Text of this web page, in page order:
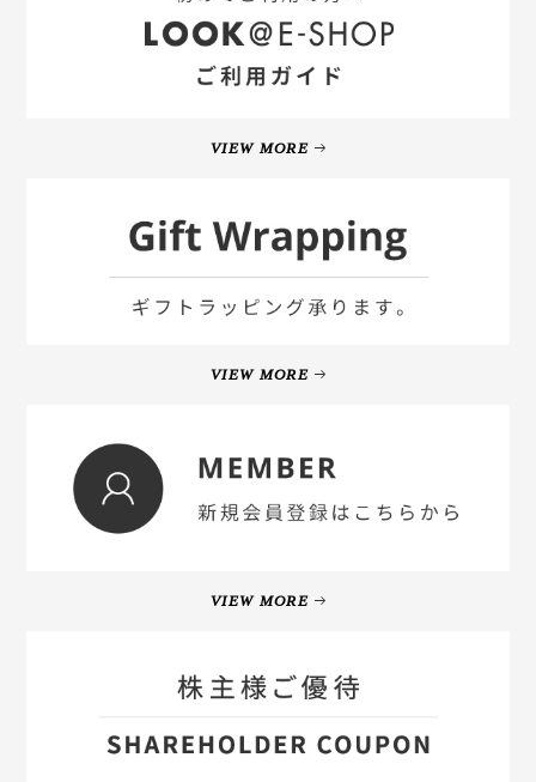
VIEW MORE
VIEW MORE
VIEW MORE